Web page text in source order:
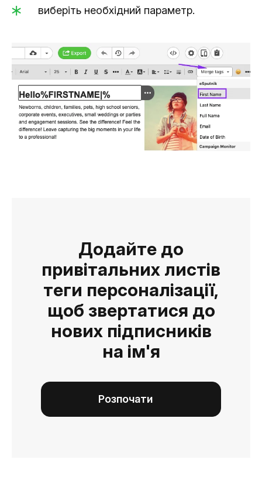
виберіть необхідний параметр.
Додайте до
привітальних листів
теги персоналізації,
щоб звертатися до
нових підписників
на ім'я
Розпочати